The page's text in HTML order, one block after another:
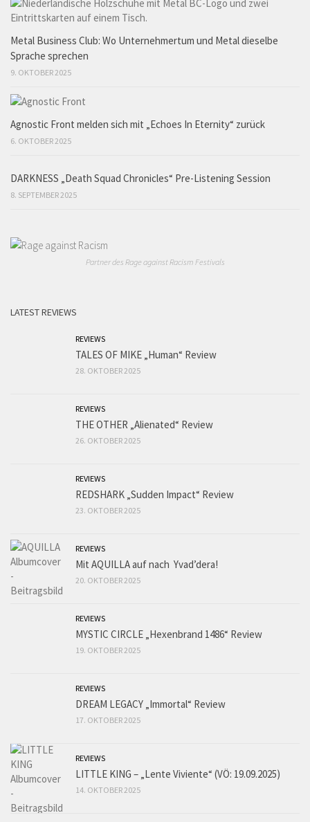
Metal Business Club: Wo Unternehmertum und Metal dieselbe
Sprache sprechen
9. OKTOBER 2025
Agnostic Front melden sich mit „Echoes In Eternity“ zurück
6. OKTOBER 2025
DARKNESS „Death Squad Chronicles“ Pre-Listening Session
8. SEPTEMBER 2025
Partner des Rage against Racism Festivals
LATEST REVIEWS
REVIEWS
TALES OF MIKE „Human“ Review
28. OKTOBER 2025
REVIEWS
THE OTHER „Alienated“ Review
26. OKTOBER 2025
REVIEWS
REDSHARK „Sudden Impact“ Review
23. OKTOBER 2025
REVIEWS
Mit AQUILLA auf nach Yvad’dera!
20. OKTOBER 2025
REVIEWS
MYSTIC CIRCLE „Hexenbrand 1486“ Review
19. OKTOBER 2025
REVIEWS
DREAM LEGACY „Immortal“ Review
17. OKTOBER 2025
REVIEWS
LITTLE KING – „Lente Viviente“ (VÖ: 19.09.2025)
14. OKTOBER 2025